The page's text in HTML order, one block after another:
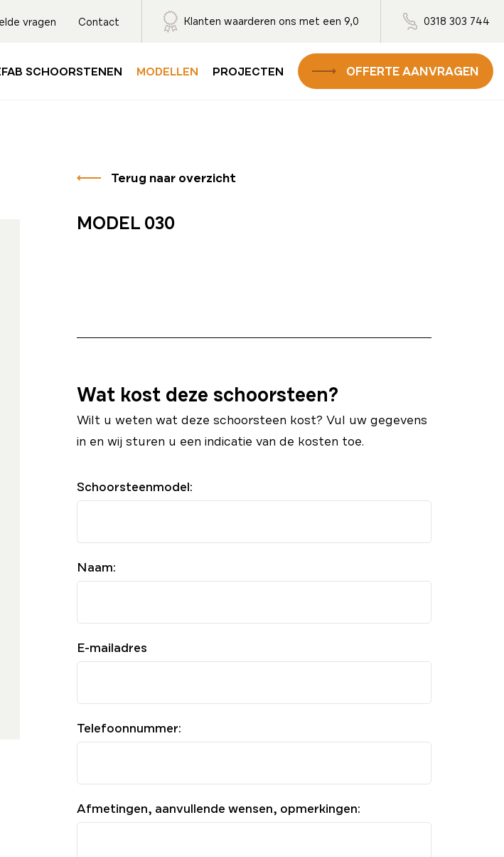
vragen Contact Klanten waarderen ons met een 9,0 0318 303 744
SCHOORSTENEN MODELLEN PROJECTEN OFFERTE AANVRAGEN
Terug naar overzicht
MODEL 030
Wat kost deze schoorsteen?
Wilt u weten wat deze schoorsteen kost? Vul uw gegevens
in en wij sturen u een indicatie van de kosten toe.
Schoorsteenmodel:
Naam:
E-mailadres
Telefoonnummer:
Afmetingen, aanvullende wensen, opmerkingen: